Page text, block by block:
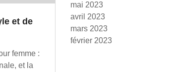
et de
femme :
et la
mai 2023
avril 2023
mars 2023
février 2023